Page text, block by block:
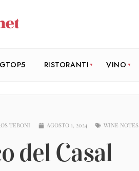
RISTORANTI VINO
TEBONI AGOSTO 1, 2024 WINE NOTES
del Casal